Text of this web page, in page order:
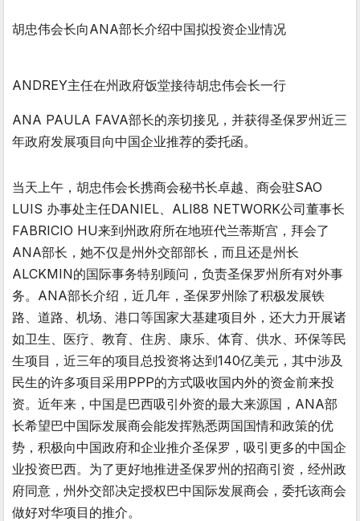
胡忠伟会长向ANA部长介绍中国拟投资企业情况
ANDREY主任在州政府饭堂接待胡忠伟会长一行
ANA PAULA FAVA部长的亲切接见，并获得圣保罗州近三
年政府发展项目向中国企业推荐的委托函。
当天上午，胡忠伟会长携商会秘书长卓越、商会驻SAO
LUIS 办事处主任DANIEL、ALI88 NETWORK公司董事长
FABRICIO HU来到州政府所在地班代兰蒂斯宫，拜会了
ANA部长，她不仅是州外交部部长，而且还是州长
ALCKMIN的国际事务特别顾问，负责圣保罗州所有对外事
务。ANA部长介绍，近几年，圣保罗州除了积极发展铁
路、道路、机场、港口等国家大基建项目外，还大力开展诸
如卫生、医疗、教育、住房、康乐、体育、供水、环保等民
生项目，近三年的项目总投资将达到140亿美元，其中涉及
民生的许多项目采用PPP的方式吸收国内外的资金前来投
资。近年来，中国是巴西吸引外资的最大来源国，ANA部
长希望巴中国际发展商会能发挥熟悉两国国情和政策的优
势，积极向中国政府和企业推介圣保罗，吸引更多的中国企
业投资巴西。为了更好地推进圣保罗州的招商引资，经州政
府同意，州外交部决定授权巴中国际发展商会，委托该商会
做好对华项目的推介。